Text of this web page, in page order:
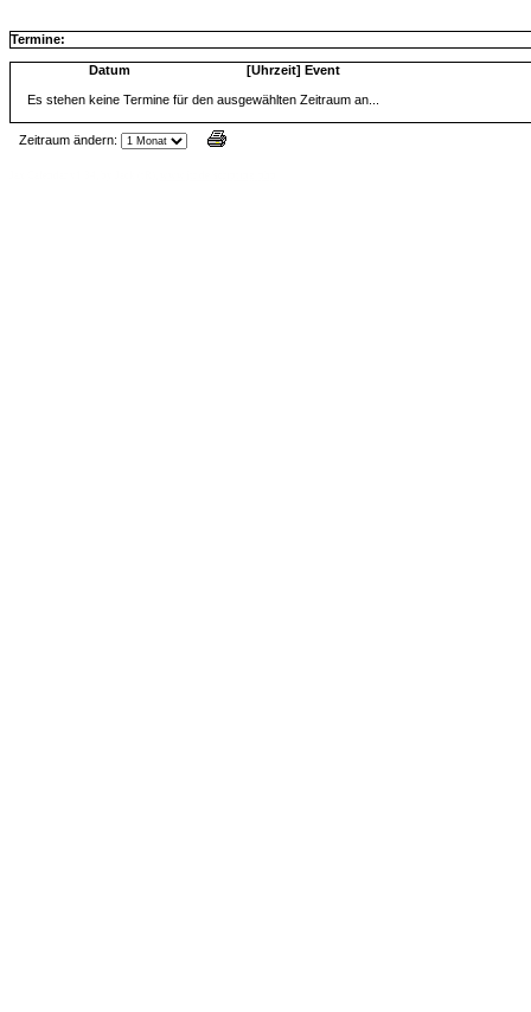
Termine:
Datum [Uhrzeit] Event
Es stehen keine Termine für den ausgewählten Zeitraum an...
Zeitraum ändern: